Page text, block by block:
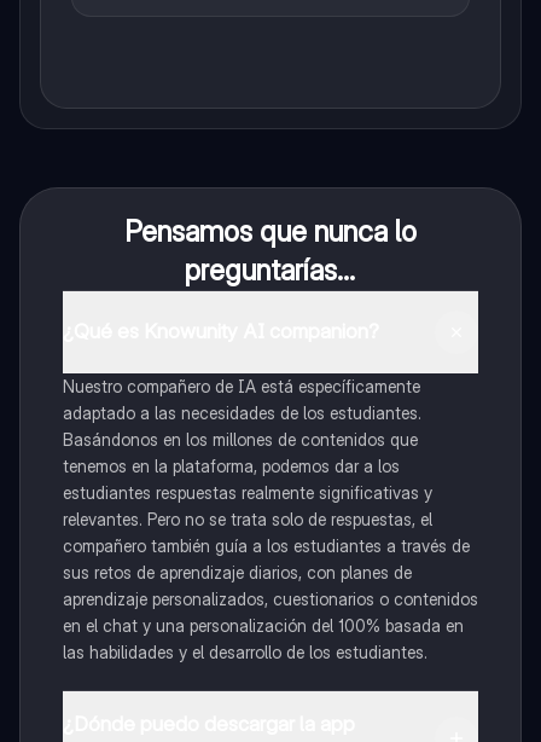
Pensamos que nunca lo
preguntarías...
Nuestro compañero de IA está específicamente
adaptado a las necesidades de los estudiantes.
Basándonos en los millones de contenidos que
tenemos en la plataforma, podemos dar a los
estudiantes respuestas realmente significativas y
relevantes. Pero no se trata solo de respuestas, el
compañero también guía a los estudiantes a través de
sus retos de aprendizaje diarios, con planes de
aprendizaje personalizados, cuestionarios o contenidos
en el chat y una personalización del 100% basada en
las habilidades y el desarrollo de los estudiantes.